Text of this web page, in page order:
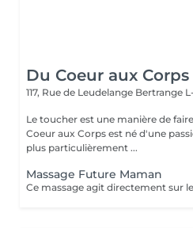
Du Coeur aux Corps
117, Rue de Leudelange Bertrange
Le toucher est une manière de faire
Coeur aux Corps est né d'une
plus particulièrement ...
Massage Future Maman